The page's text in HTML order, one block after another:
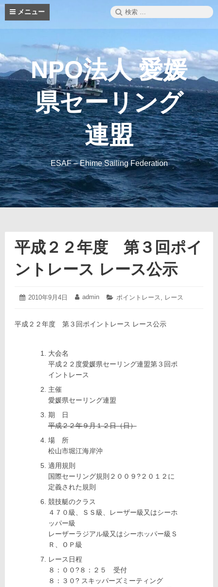
コ
へ
ス
キ
ッ
プ
メニュー
検
索:
NPO法人 愛媛
県セーリング
連盟
ESAF – Ehime Sailing Federation
平成２２年度 第３回ポイ
ントレース レース公示
投
2010年9月4日
2010
月
9
投
admin
カ
リ
ポイントレース , レース
平成２２年度 第３回ポイントレース レース公示
大会名
平成２２度愛媛県セーリング連盟第３回ポ
イントレース
主催
愛媛県セーリング連盟
期 日
平成２２年９月１２日（日）
場 所
松山市堀江海岸沖
適用規則
国際セーリング規則２００９?２０１２に
定義された規則
競技艇のクラス
４７０級、ＳＳ級、レーザー級又はシーホ
ッパー級
レーザーラジアル級又はシーホッパー級Ｓ
Ｒ、ＯＰ級
レース日程
８：００?８：２５ 受付
８：３０? スキッパーズミーティング